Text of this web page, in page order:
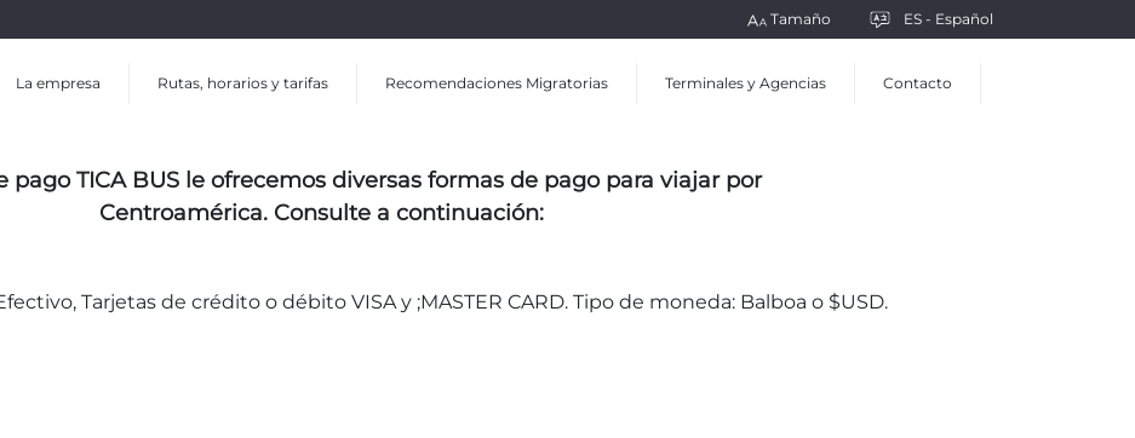
Tamaño ES - Español
La empresa Rutas, horarios y tarifas Recomendaciones Migratorias Terminales y Agencias Contacto
pago TICA BUS le ofrecemos diversas formas de pago para viajar por
Centroamérica. Consulte a continuación:
Tarjetas de crédito o débito VISA y ;MASTER CARD. Tipo de moneda: Balboa o $USD.